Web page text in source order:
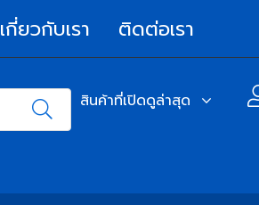
เกี่ยวกับเรา ติดต่อเรา
สินค้าที่เปิดดูล่าสุด